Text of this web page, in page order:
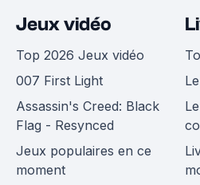
Jeux vidéo
Top 2026 Jeux vidéo
007 First Light
Assassin's Creed: Black
Flag - Resynced
Jeux populaires en ce
moment